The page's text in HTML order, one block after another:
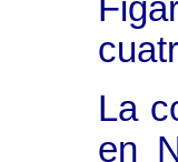
La
en